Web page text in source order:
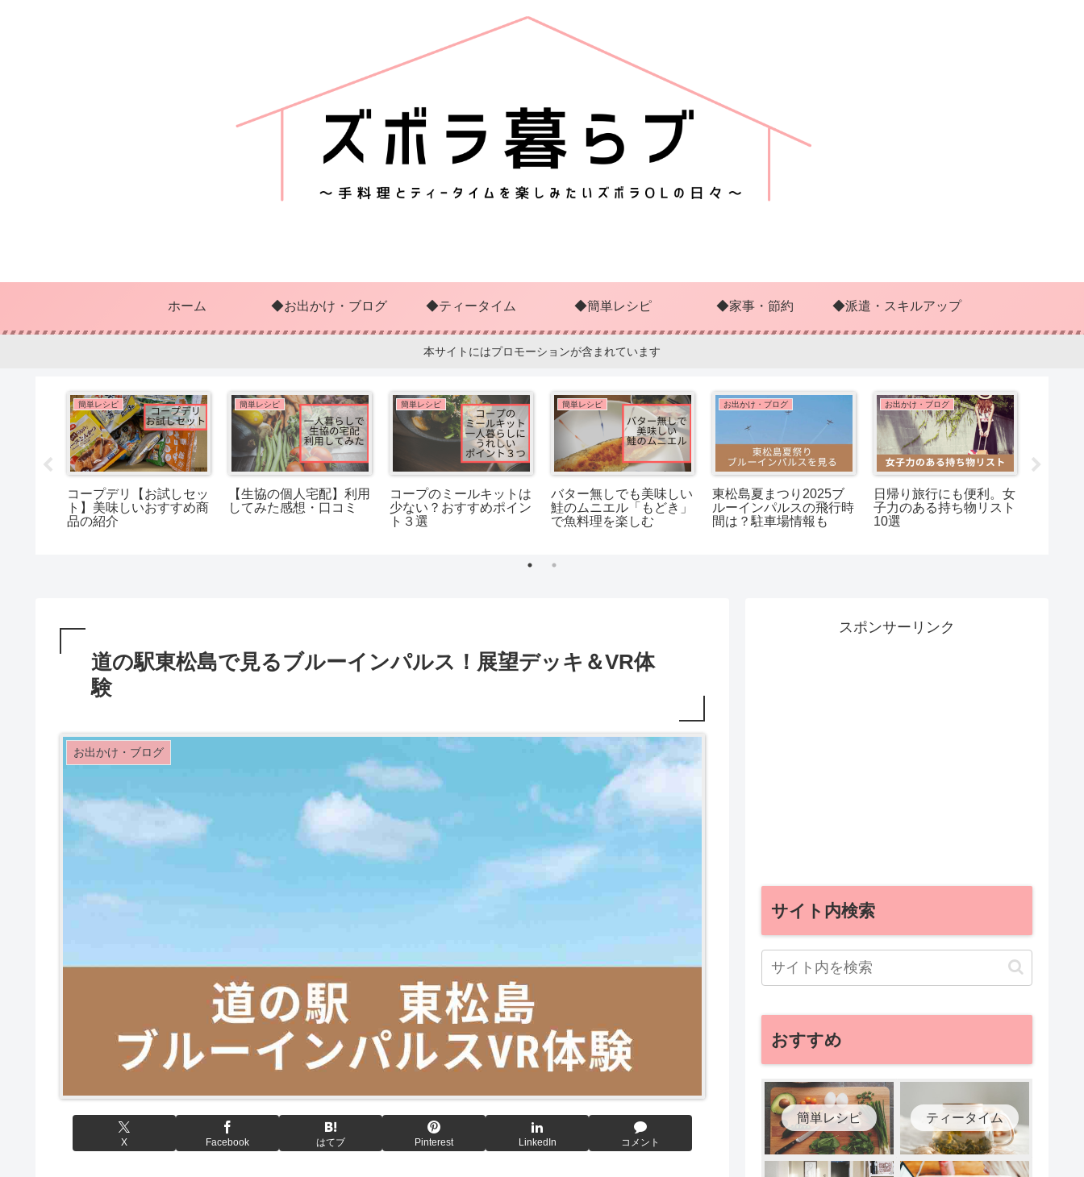
ホーム ◆お出かけ・ブログ ◆ティータイム ◆簡単レシピ ◆家事・節約 ◆派遣・スキルアップ
本サイトにはプロモーションが含まれています
簡単レシピ
コープデリ【お試しセッ
ト】美味しいおすすめ商
品の紹介
簡単レシピ
【生協の個人宅配】利用
してみた感想・口コミ
簡単レシピ
コープのミールキットは
少ない？おすすめポイン
ト３選
簡単レシピ
バター無しでも美味しい
鮭のムニエル「もどき」
で魚料理を楽しむ
お出かけ・ブログ
東松島夏まつり2025ブ
ルーインパルスの飛行時
間は？駐車場情報も
お出かけ・ブログ
日帰り旅行にも便利。女
子力のある持ち物リスト
10選
道の駅東松島で見るブルーインパルス！展望デッキ＆VR体
験
お出かけ・ブログ
X Facebook はてブ Pinterest LinkedIn コメント
スポンサーリンク
サイト内検索
おすすめ
簡単レシピ ティータイム